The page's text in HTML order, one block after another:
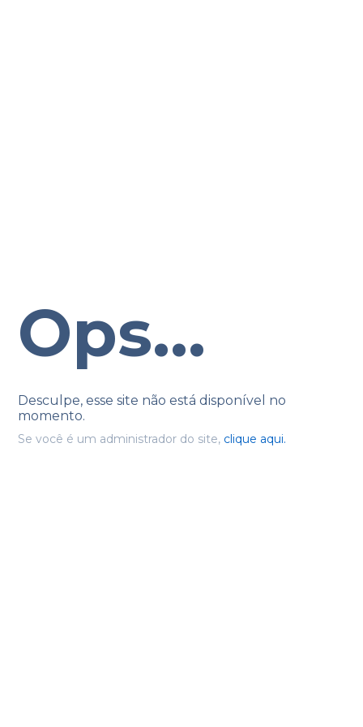
Ops...
Desculpe, esse site não está disponível no
momento.
Se você é um administrador do site, clique aqui.